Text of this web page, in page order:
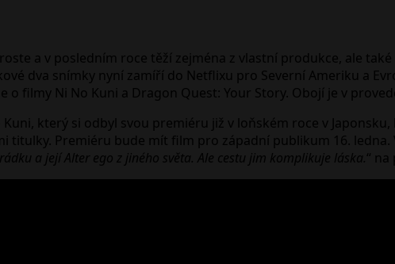
a v posledním roce těží zejména z vlastní produkce, ale
dva snímky nyní zamíří do Netflixu pro Severní Ameriku a
o filmy Ni No Kuni a Dragon Quest: Your Story. Obojí je v
který si odbyl svou premiéru již v loňském roce v
titulky. Premiéru bude mít film pro západní publikum 16.
a její Alter ego z jiného světa. Ale cestu jim komplikuje láska.“